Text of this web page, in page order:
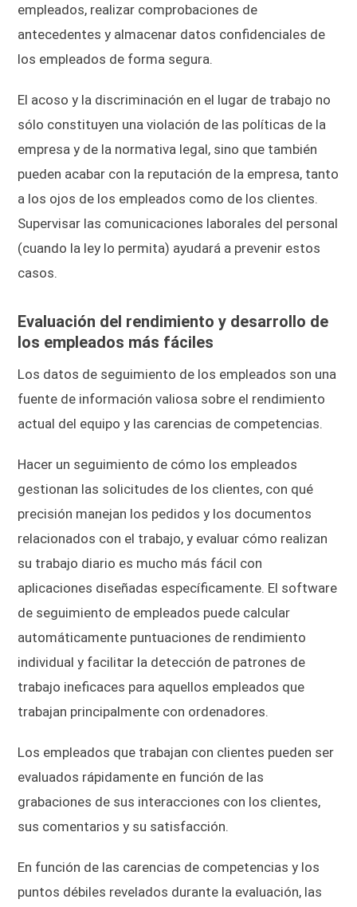
empleados, realizar comprobaciones de
antecedentes y almacenar datos confidenciales de
los empleados de forma segura.
El acoso y la discriminación en el lugar de trabajo no
sólo constituyen una violación de las políticas de la
empresa y de la normativa legal, sino que también
pueden acabar con la reputación de la empresa, tanto
a los ojos de los empleados como de los clientes.
Supervisar las comunicaciones laborales del personal
(cuando la ley lo permita) ayudará a prevenir estos
casos.
Evaluación del rendimiento y desarrollo de
los empleados más fáciles
Los datos de seguimiento de los empleados son una
fuente de información valiosa sobre el rendimiento
actual del equipo y las carencias de competencias.
Hacer un seguimiento de cómo los empleados
gestionan las solicitudes de los clientes, con qué
precisión manejan los pedidos y los documentos
relacionados con el trabajo, y evaluar cómo realizan
su trabajo diario es mucho más fácil con
aplicaciones diseñadas específicamente. El software
de seguimiento de empleados puede calcular
automáticamente puntuaciones de rendimiento
individual y facilitar la detección de patrones de
trabajo ineficaces para aquellos empleados que
trabajan principalmente con ordenadores.
Los empleados que trabajan con clientes pueden ser
evaluados rápidamente en función de las
grabaciones de sus interacciones con los clientes,
sus comentarios y su satisfacción.
En función de las carencias de competencias y los
puntos débiles revelados durante la evaluación, las